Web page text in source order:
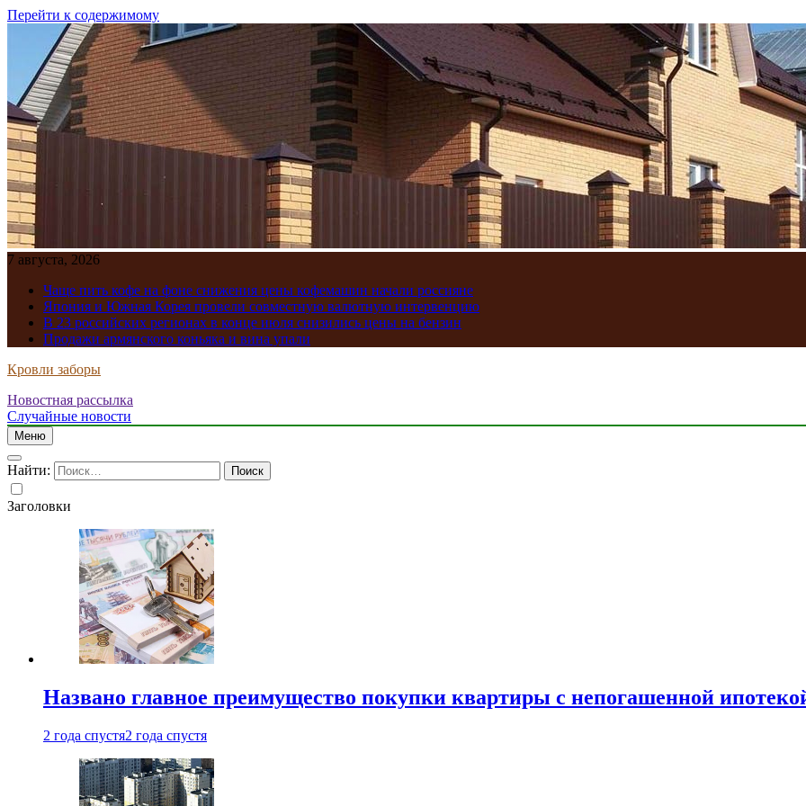
Перейти к содержимому
7 августа, 2026
Чаще пить кофе на фоне снижения цены кофемашин начали россияне
Япония и Южная Корея провели совместную валютную интервенцию
В 23 российских регионах в конце июля снизились цены на бензин
Продажи армянского коньяка и вина упали
Кровли заборы
Новостная рассылка
Случайные новости
Меню
Найти:
Заголовки
Названо главное преимущество покупки квартиры с непогашенной
2 года спустя2 года спустя